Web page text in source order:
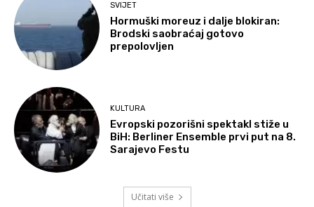
SVIJET
Hormuški moreuz i dalje blokiran:
Brodski saobraćaj gotovo
prepolovljen
KULTURA
Evropski pozorišni spektakl stiže u
BiH: Berliner Ensemble prvi put na 8.
Sarajevo Festu
Učitati više